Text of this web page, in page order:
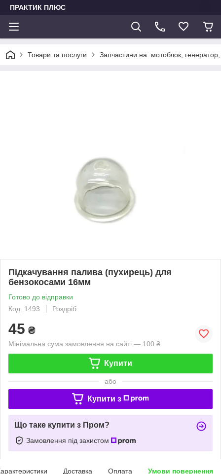
ПРАКТИК ПЛЮС
Товари та послуги Запчастини на: мотоблок,
Підкачування палива (пухирець) для
бензокосами 16мм
Готово до відправки
Код: 1493
Роздріб
45 ₴
Мінімальна сума замовлення на сайті — 100 ₴
Купити
або
Купити з
Що таке купити з Пром?
Замовлення під захистом
Доставка Оплата Умови повернення